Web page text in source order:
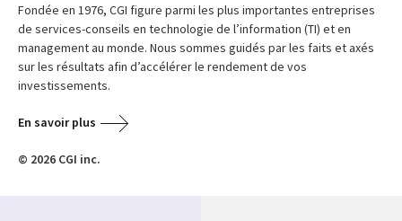
Fondée en 1976, CGI figure parmi les plus importantes entreprises
de services-conseils en technologie de l’information (TI) et en
management au monde. Nous sommes guidés par les faits et axés
sur les résultats afin d’accélérer le rendement de vos
investissements.
En savoir plus
© 2026 CGI inc.